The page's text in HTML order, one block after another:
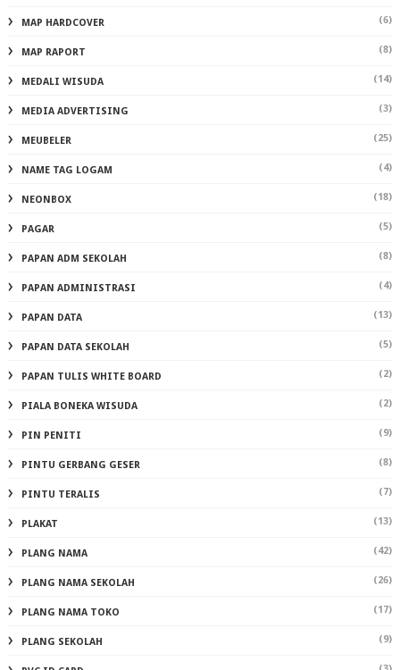
MAP HARDCOVER (6)
MAP RAPORT (8)
MEDALI WISUDA (14)
MEDIA ADVERTISING (3)
MEUBELER (25)
NAME TAG LOGAM (4)
NEONBOX (18)
PAGAR (5)
PAPAN ADM SEKOLAH (8)
PAPAN ADMINISTRASI (4)
PAPAN DATA (13)
PAPAN DATA SEKOLAH (5)
PAPAN TULIS WHITE BOARD (2)
PIALA BONEKA WISUDA (2)
PIN PENITI (9)
PINTU GERBANG GESER (8)
PINTU TERALIS (7)
PLAKAT (13)
PLANG NAMA (42)
PLANG NAMA SEKOLAH (26)
PLANG NAMA TOKO (17)
PLANG SEKOLAH (9)